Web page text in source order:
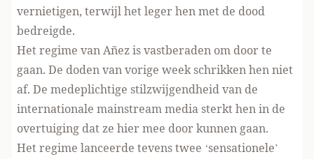
vernietigen, terwijl het leger hen met de dood
bedreigde.
Het regime van Añez is vastberaden om door te
gaan. De doden van vorige week schrikken hen niet
af. De medeplichtige stilzwijgendheid van de
internationale mainstream media sterkt hen in de
overtuiging dat ze hier mee door kunnen gaan.
Het regime lanceerde tevens twee ‘sensationele’